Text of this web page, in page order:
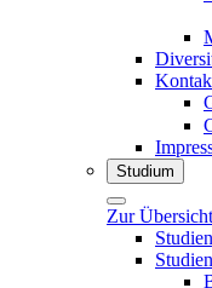
Studium
Zur